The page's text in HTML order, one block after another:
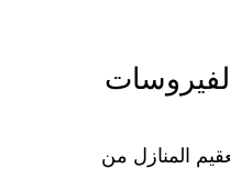
المنازل من